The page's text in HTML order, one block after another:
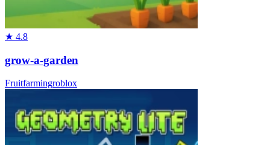
★ 4.8
grow-a-garden
Fruitfarmingroblox